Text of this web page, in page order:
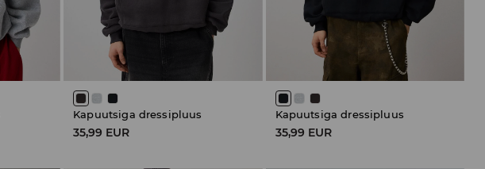
Kapuutsiga dressipluus
35,99 EUR
Kapuutsiga dressipluus
35,99 EUR